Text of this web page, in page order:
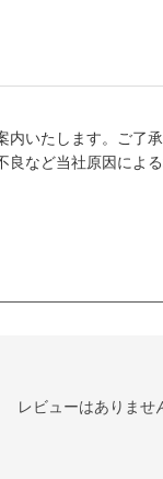
いたします。ご了承
など当社原因によ
レビューはありませ